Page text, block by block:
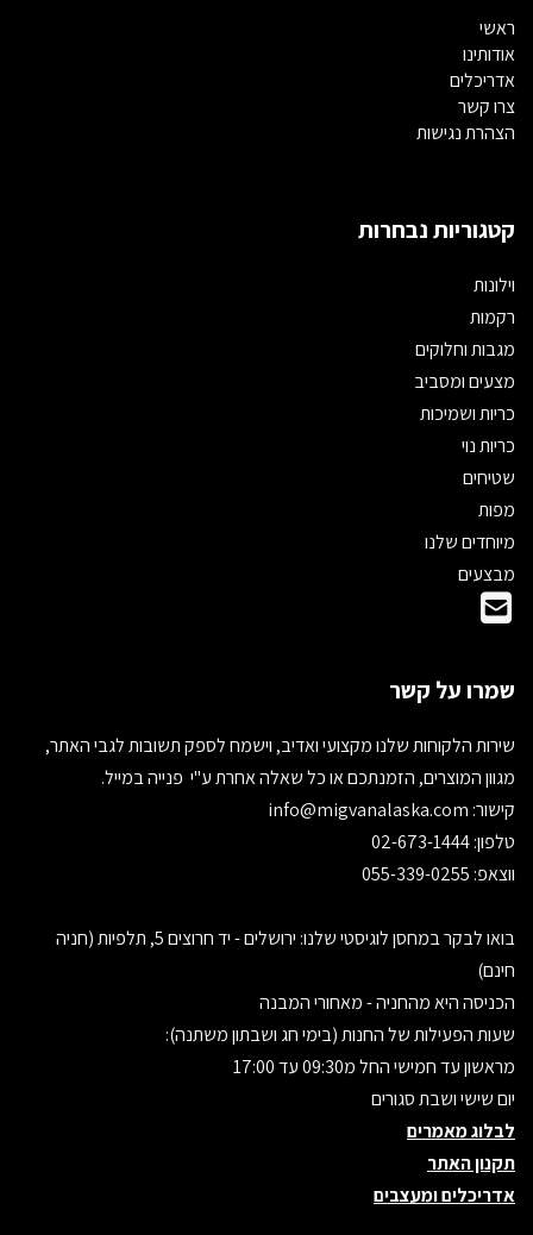
ראשי
אודותינו
אדריכלים
צרו קשר
הצהרת נגישות
קטגוריות נבחרות
וילונות
רקמות
מגבות וחלוקים
מצעים ומסביב
כריות ושמיכות
כריות נוי
שטיחים
מפות
מיוחדים שלנו
מבצעים
שמרו על קשר
שירות הלקוחות שלנו מקצועי ואדיב, וישמח לספק תשובות לגבי האתר,
מגוון המוצרים, הזמנתכם או כל שאלה אחרת ע"י פנייה במייל.
קישור:
טלפון: 02-673-1444
ווצאפ: 055-339-0255
בואו לבקר במחסן לוגיסטי שלנו: ירושלים - יד חרוצים 5, תלפיות (חניה
חינם)
הכניסה היא מהחניה - מאחורי המבנה
שעות הפעילות של החנות (בימי חג ושבתון משתנה):
מראשון עד חמישי החל מ09:30 עד 17:00
יום שישי ושבת סגורים
לבלוג מאמרים
תקנון האתר
אדריכלים ומעצבים